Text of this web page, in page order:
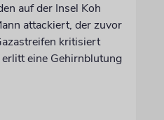
auf der Insel Koh
attackiert, der zuvor
kritisiert
eine Gehirnblutung